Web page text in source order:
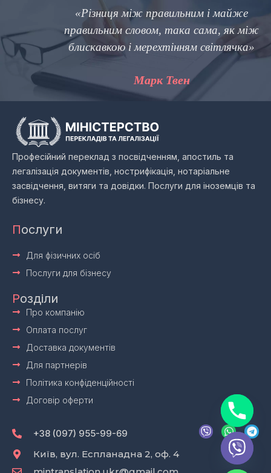
«Різниця між правильним і майже
правильним словом, така сама, як між
блискавкою і мерехтінням світлячка»
Марк Твен
Професійний переклад з посвідченням, апостиль та
легалізація документів, нострифікація, нотаріальне
засвідчення, витяги та довідки. Послуги для іноземців та
бізнесу.
Послуги
Для фізичних осіб
Послуги для бізнесу
Розділи
Про компанію
Оплата послуг
Доставка документів
Для партнерів
Політика конфіденційності
Договір оферти
+38 (097) 955-99-69
V
i
W
h
a
t
s
T
e
l
e
Київ, вул. Еспланадна 2, оф. 4